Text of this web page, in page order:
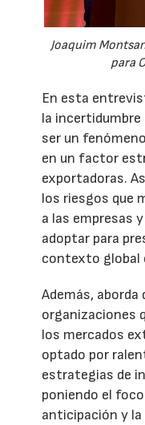
Joaquim
para
En esta
la incertidumbre
ser un
en un factor
exportadoras.
los riesgos que
a las empresas
adoptar para
contexto global
Además, aborda
organizaciones
los mercados
optado por
estrategias de
poniendo el
anticipación y la